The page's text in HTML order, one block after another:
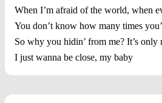
When I’m afraid of the world, when
You don’t know how many times
So why you hidin’ from me? It’s only
I just wanna be close, my baby